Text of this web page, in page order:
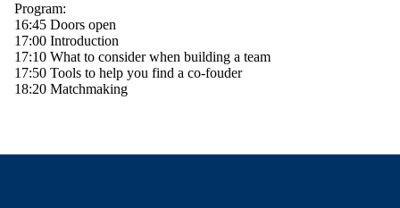
Program:
16:45 Doors open
17:00 Introduction
17:10 What to consider when building a team
17:50 Tools to help you find a co-fouder
18:20 Matchmaking